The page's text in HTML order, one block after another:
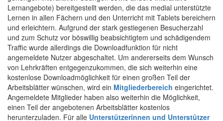
Lernangebote) bereitgestellt werden, die das medial unterstützte
Lernen in allen Fächern und den Unterricht mit Tablets bereichern
und erleichtern. Aufgrund der stark gestiegenen Besucherzahl
und zum Schutz vor böswillig beabsichtigtem und schädigendem
Traffic wurde allerdings die Downloadfunktion für nicht
angemeldete Nutzer abgeschaltet. Um andererseits dem Wunsch
von Lehrkräften entgegenzukommen, die sich weiterhin eine
kostenlose Downloadmöglichkeit für einen großen Teil der
Arbeitsblätter wünschen, wird ein Mitgliederbereich eingerichtet.
Angemeldete Mitglieder haben also weiterhin die Möglichkeit,
einen Teil der angebotenen Arbeitsblätter kostenlos
herunterzuladen. Für alle Unterstützerinnen und Unterstützer